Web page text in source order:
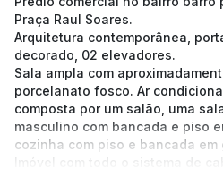
Praça Raul Soares.
Arquitetura contemporânea,
decorado, 02 elevadores.
Sala ampla com
porcelanato fosco. Ar
composta por um salão, uma
masculino com bancada e piso
cozinha com piso e bancada em
Imóvel com todo o sistema de